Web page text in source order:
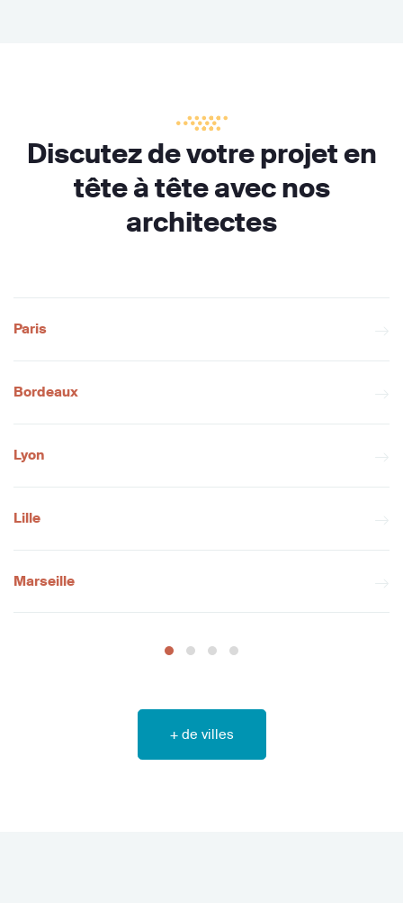
Discutez de votre projet en
tête à tête avec nos
architectes
Paris
Bordeaux
Lyon
Lille
Marseille
+ de villes